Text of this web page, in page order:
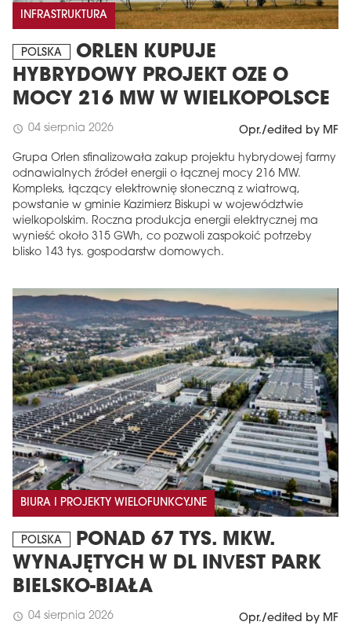
INFRASTRUKTURA
POLSKA
ORLEN KUPUJE
HYBRYDOWY PROJEKT OZE O
MOCY 216 MW W WIELKOPOLSCE
schedule 04 sierpnia 2026 Opr./edited by MF
Grupa Orlen sfinalizowała zakup projektu hybrydowej farmy
odnawialnych źródeł energii o łącznej mocy 216 MW.
Kompleks, łączący elektrownię słoneczną z wiatrową,
powstanie w gminie Kazimierz Biskupi w województwie
wielkopolskim. Roczna produkcja energii elektrycznej ma
wynieść około 315 GWh, co pozwoli zaspokoić potrzeby
blisko 143 tys. gospodarstw domowych.
BIURA I PROJEKTY WIELOFUNKCYJNE
POLSKA
PONAD 67 TYS. MKW.
WYNAJĘTYCH W DL INVEST PARK
BIELSKO-BIAŁA
schedule 04 sierpnia 2026 Opr./edited by MF
MAGAZYN
Wydanie 6 (308)
CZERWIEC 2026
Zamów teraz!